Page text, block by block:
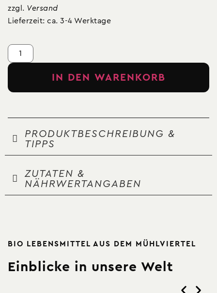
zzgl. Versand
Lieferzeit: ca. 3-4 Werktage
IN DEN WARENKORB
PRODUKTBESCHREIBUNG &
TIPPS
ZUTATEN &
NÄHRWERTANGABEN
BIO LEBENSMITTEL AUS DEM MÜHLVIERTEL
Einblicke in unsere Welt